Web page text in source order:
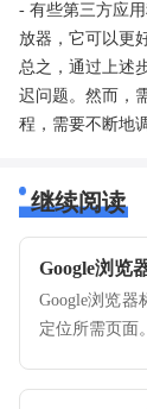
- 有些第三方应
放器，它可以更
总之，通过上述
迟问题。然而，
程，需要不断地
继续阅读
Google浏览
Google浏览
定位所需页面